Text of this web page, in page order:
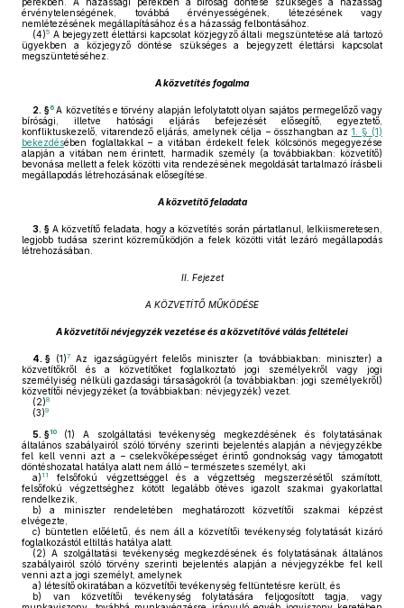
érvénytelenségének, továbbá érvényességének, létezésének vagy
nemlétezésének megállapításához és a házasság felbontásához.
(4)5 A bejegyzett élettársi kapcsolat közjegyző általi megszüntetése alá tartozó
ügyekben a közjegyző döntése szükséges a bejegyzett élettársi kapcsolat
megszüntetéséhez.
A közvetítés fogalma
2. §6 A közvetítés e törvény alapján lefolytatott olyan sajátos permegelőző vagy
bírósági, illetve hatósági eljárás befejezését elősegítő, egyeztető,
konfliktuskezelő, vitarendező eljárás, amelynek célja – összhangban az 1. § (1)
bekezdésében foglaltakkal – a vitában érdekelt felek kölcsönös megegyezése
alapján a vitában nem érintett, harmadik személy (a továbbiakban: közvetítő)
bevonása mellett a felek közötti vita rendezésének megoldását tartalmazó írásbeli
megállapodás létrehozásának elősegítése.
A közvetítő feladata
3. § A közvetítő feladata, hogy a közvetítés során pártatlanul, lelkiismeretesen,
legjobb tudása szerint közreműködjön a felek közötti vitát lezáró megállapodás
létrehozásában.
II. Fejezet
A KÖZVETÍTŐ MŰKÖDÉSE
A közvetítői névjegyzék vezetése és a közvetítővé válás feltételei
4. § (1)7
Az igazságügyért felelős miniszter (a továbbiakban: miniszter) a
közvetítőkről és a közvetítőket foglalkoztató jogi személyekről vagy jogi
személyiség nélküli gazdasági társaságokról (a továbbiakban: jogi személyekről)
közvetítői névjegyzéket (a továbbiakban: névjegyzék) vezet.
(2)8
(3)9
5. §10 (1) A szolgáltatási tevékenység megkezdésének és folytatásának
általános szabályairól szóló törvény szerinti bejelentés alapján a névjegyzékbe
fel kell venni azt a – cselekvőképességet érintő gondnokság vagy támogatott
döntéshozatal hatálya alatt nem álló – természetes személyt, aki
a) 11
felsőfokú végzettséggel és a végzettség megszerzésétől számított,
felsőfokú végzettséghez kötött legalább ötéves igazolt szakmai gyakorlattal
rendelkezik,
b) a miniszter rendeletében meghatározott közvetítői szakmai képzést
elvégezte,
c) büntetlen előéletű, és nem áll a közvetítői tevékenység folytatását kizáró
foglalkozástól eltiltás hatálya alatt.
(2) A szolgáltatási tevékenység megkezdésének és folytatásának általános
szabályairól szóló törvény szerinti bejelentés alapján a névjegyzékbe fel kell
venni azt a jogi személyt, amelynek
a) létesítő okiratában a közvetítői tevékenység feltüntetésre került, és
b) van közvetítői tevékenység folytatására feljogosított tagja, vagy